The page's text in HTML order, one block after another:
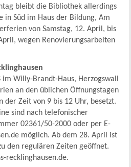
bleibt die Bibliothek allerdings
in Süd im Haus der Bildung, Am
von Samstag, 12. April, bis
wegen Renovierungsarbeiten
Willy-Brandt-Haus, Herzogswall
an den üblichen Öffnungstagen
Zeit von 9 bis 12 Uhr, besetzt.
sind nach telefonischer
02361/50-2000 oder per E-
möglich. Ab dem 28. April ist
den regulären Zeiten geöffnet.
recklinghausen.de.